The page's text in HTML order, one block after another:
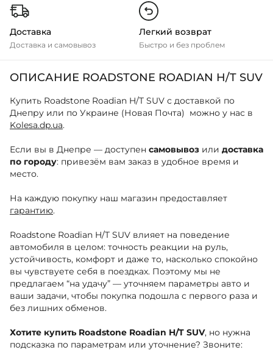
Доставка
Доставка и самовывоз
Легкий возврат
Быстро и без проблем
ОПИСАНИЕ ROADSTONE ROADIAN H/T SUV
Купить Roadstone Roadian H/T SUV с доставкой по
Днепру или по Украине (Новая Почта) можно у нас в
Kolesa.dp.ua.
Если вы в Днепре — доступен самовывоз или доставка
по городу: привезём вам заказ в удобное время и
место.
На каждую покупку наш магазин предоставляет
гарантию.
Roadstone Roadian H/T SUV влияет на поведение
автомобиля в целом: точность реакции на руль,
устойчивость, комфорт и даже то, насколько спокойно
вы чувствуете себя в поездках. Поэтому мы не
предлагаем “на удачу” — уточняем параметры авто и
ваши задачи, чтобы покупка подошла с первого раза и
без лишних обменов.
Хотите купить Roadstone Roadian H/T SUV, но нужна
подсказка по параметрам или уточнение? Звоните: